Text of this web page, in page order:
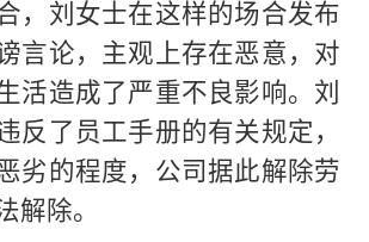
，刘女士在这样的场合发布
言论，主观上存在恶意，对
活造成了严重不良影响。刘
反了员工手册的有关规定，
劣的程度，公司据此解除劳
解除。